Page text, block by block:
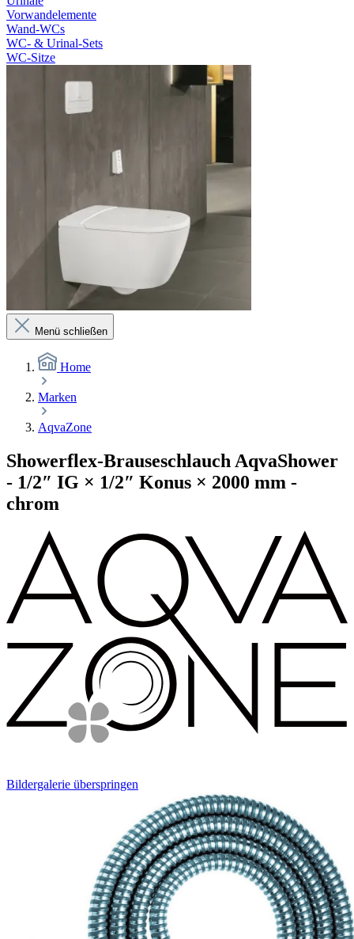
Vorwandelemente
Wand-WCs
WC- & Urinal-Sets
WC-Sitze
Menü schließen
Home
Marken
AqvaZone
Showerflex-Brauseschlauch AqvaShower
- 1/2″ IG × 1/2″ Konus × 2000 mm -
chrom
Bildergalerie überspringen